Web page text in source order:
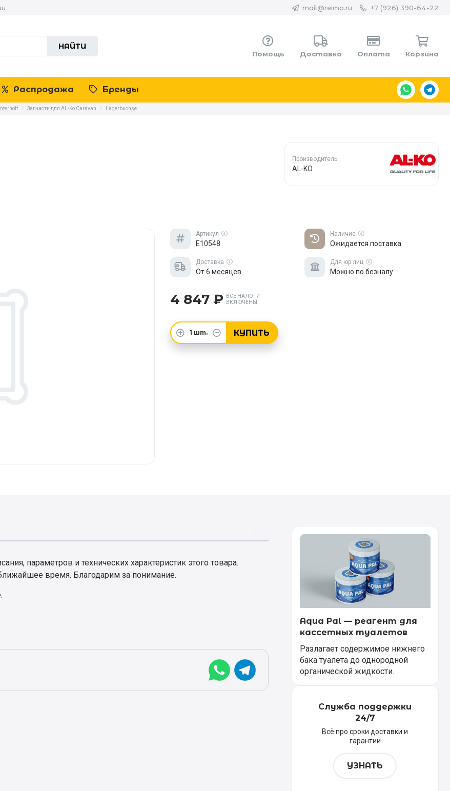
mail@reimo.ru +7 (926) 390-64-22
НАЙТИ
Помощь Доставка Оплата Корзина
Распродажа Бренды
/ Запчасти для AL-Ko Caravan / Lagerbuchse
Производитель
AL-KO
Артикул
E10548
Наличие
Ожидается поставка
Доставка
От 6 месяцев
Для юр.лиц
Можно по безналу
4 847 ₽
ВСЕ НАЛОГИ
ВКЛЮЧЕНЫ
1 шт. КУПИТЬ
параметров и технических характеристик этого товара.
время. Благодарим за понимание.
Aqua Pal — pеагент для
кассетных туалетов
Разлагает содержимое нижнего
бака туалета до однородной
органической жидкости.
Служба поддержки
24/7
Всё про сроки доставки и
гарантии
УЗНАТЬ